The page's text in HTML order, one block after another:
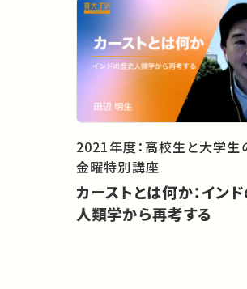
2021年度：高校生と大学生
金曜特別講座
カーストとは何か：イン
人類学から再考する